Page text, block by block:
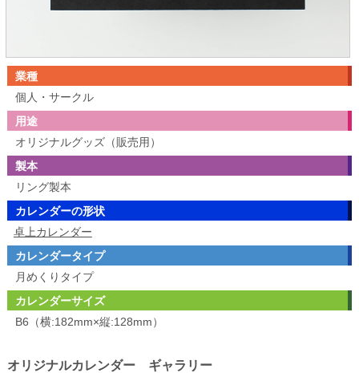
業種
個人・サークル
用途
オリジナルグッズ（販売用）
製本
リング製本
カレンダーの形状
卓上カレンダー
カレンダータイプ
月めくりタイプ
カレンダーサイズ
B6（横:182mm×縦:128mm）
オリジナルカレンダー ギャラリー